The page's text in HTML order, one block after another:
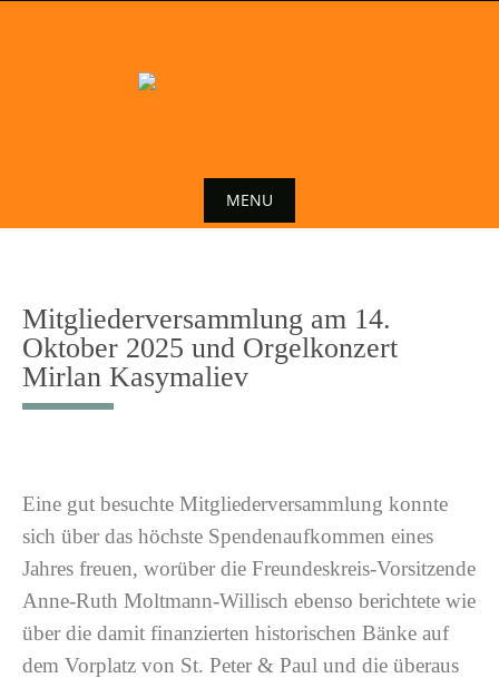
MENU
content
Mitgliederversammlung am 14.
Oktober 2025 und Orgelkonzert
Mirlan Kasymaliev
Eine gut besuchte Mitgliederversammlung konnte
sich über das höchste Spendenaufkommen eines
Jahres freuen, worüber die Freundeskreis-Vorsitzende
Anne-Ruth Moltmann-Willisch ebenso berichtete wie
über die damit finanzierten historischen Bänke auf
dem Vorplatz von St. Peter & Paul und die überaus